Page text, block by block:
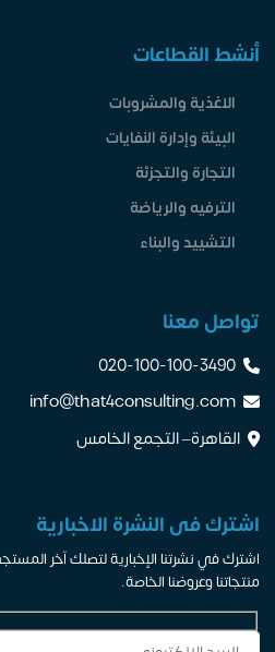
أنشط القطاعات
الاغذية والمشروبات
البيئة وإدارة النفايات
التجارة والتجزئة
الترفيه والرياضة
التشييد والبناء
تواصل معنا
020-100-100-3490
info@that4consulting.com
القاهرة– التجمع الخامس
اشترك فى النشرة الاخبارية
اشترك في نشرتنا الإخبارية لتصلك آخر
منتجاتنا وعروضنا الخاصة.